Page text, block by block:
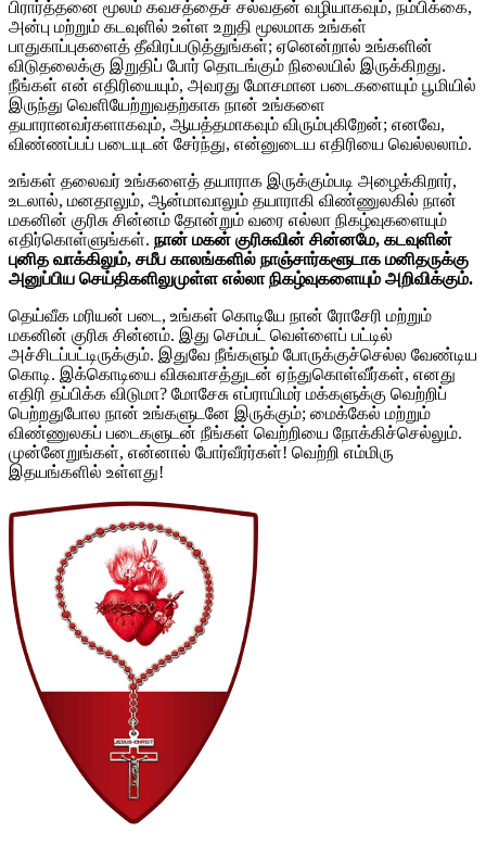
பிரார்த்தனை மூலம் கவசத்தைச் சல்வதன் வழியாகவும், நம்பிக்கை,
அன்பு மற்றும் கடவுளில் உள்ள உறுதி மூலமாக உங்கள்
பாதுகாப்புகளைத் தீவிரப்படுத்துங்கள்; ஏனென்றால் உங்களின்
விடுதலைக்கு இறுதிப் போர் தொடங்கும் நிலையில் இருக்கிறது.
நீங்கள் என் எதிரியையும், அவரது மோசமான படைகளையும் பூமியில்
இருந்து வெளியேற்றுவதற்காக நான் உங்களை
தயாரானவர்களாகவும், ஆயத்தமாகவும் விரும்புகிறேன்; எனவே,
விண்ணப்பப் படையுடன் சேர்ந்து, என்னுடைய எதிரியை வெல்லலாம்.
உங்கள் தலைவர் உங்களைத் தயாராக இருக்கும்படி அழைக்கிறார்,
உடலால், மனதாலும், ஆன்மாவாலும் தயாராகி விண்ணுலகில் நான்
மகனின் குரிசு சின்னம் தோன்றும் வரை எல்லா நிகழ்வுகளையும்
எதிர்கொள்ளுங்கள். நான் மகன் குரிசுவின் சின்னமே, கடவுளின்
புனித வாக்கிலும், சமீப காலங்களில் நாஞ்சார்களூடாக மனிதருக்கு
அனுப்பிய செய்திகளிலுமுள்ள எல்லா நிகழ்வுகளையும் அறிவிக்கும்.
தெய்வீக மரியன் படை, உங்கள் கொடியே நான் ரோசேரி மற்றும்
மகனின் குரிசு சின்னம். இது செம்பட் வெள்ளைப் பட்டில்
அச்சிடப்பட்டிருக்கும். இதுவே நீங்களும் போருக்குச்செல்ல வேண்டிய
கொடி. இக்கொடியை விசுவாசத்துடன் ஏந்துகொள்வீர்கள், எனது
எதிரி தப்பிக்க விடுமா? மோசேசு எப்ராயிமர் மக்களுக்கு வெற்றிப்
பெற்றதுபோல நான் உங்களுடனே இருக்கும்; மைக்கேல் மற்றும்
விண்ணுலகப் படைகளுடன் நீங்கள் வெற்றியை நோக்கிச்செல்லும்.
முன்னேறுங்கள், என்னால் போர்வீரர்கள்! வெற்றி எம்மிரு
இதயங்களில் உள்ளது!